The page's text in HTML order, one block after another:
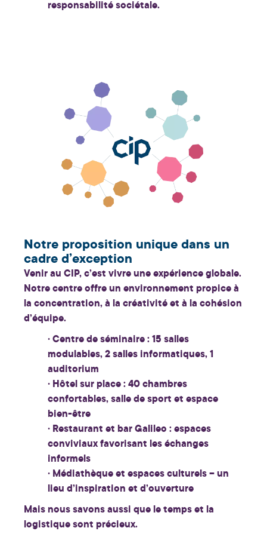
responsabilité sociétale.
Notre proposition unique dans un
cadre d’exception
Venir au CIP, c’est vivre une expérience globale.
Notre centre offre un environnement propice à
la concentration, à la créativité et à la cohésion
d’équipe.
· Centre de séminaire : 15 salles
modulables, 2 salles informatiques, 1
auditorium
· Hôtel sur place : 40 chambres
confortables, salle de sport et espace
bien-être
· Restaurant et bar Galileo : espaces
conviviaux favorisant les échanges
informels
· Médiathèque et espaces culturels – un
lieu d’inspiration et d’ouverture
Mais nous savons aussi que le temps et la
logistique sont précieux.